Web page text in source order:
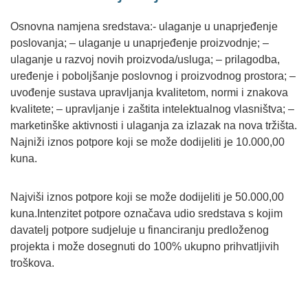
Osnovna namjena sredstava:- ulaganje u unaprjeđenje
poslovanja; – ulaganje u unaprjeđenje proizvodnje; –
ulaganje u razvoj novih proizvoda/usluga; – prilagodba,
uređenje i poboljšanje poslovnog i proizvodnog prostora; –
uvođenje sustava upravljanja kvalitetom, normi i znakova
kvalitete; – upravljanje i zaštita intelektualnog vlasništva; –
marketinške aktivnosti i ulaganja za izlazak na nova tržišta.
Najniži iznos potpore koji se može dodijeliti je 10.000,00
kuna.
Najviši iznos potpore koji se može dodijeliti je 50.000,00
kuna.Intenzitet potpore označava udio sredstava s kojim
davatelj potpore sudjeluje u financiranju predloženog
projekta i može dosegnuti do 100% ukupno prihvatljivih
troškova.